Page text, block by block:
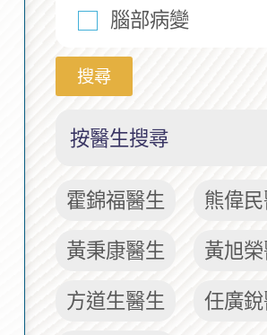
腦部病變
搜尋
按醫生搜尋
霍錦福醫生
熊偉
黃秉康醫生
黃旭
方道生醫生
任廣